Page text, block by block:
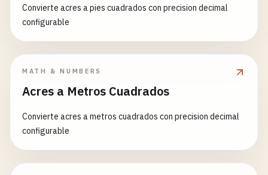
Convierte acres a pies cuadrados con precision decimal
configurable
MATH & NUMBERS
Acres a Metros Cuadrados
Convierte acres a metros cuadrados con precision decimal
configurable